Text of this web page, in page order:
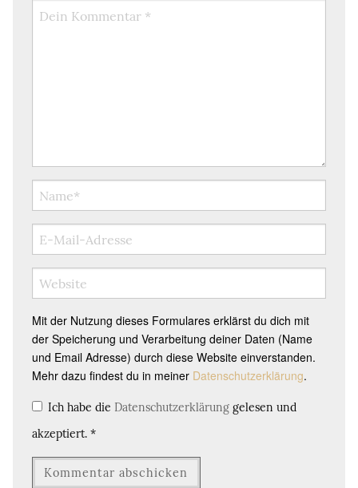
Mit der Nutzung dieses Formulares erklärst du dich mit
der Speicherung und Verarbeitung deiner Daten (Name
und Email Adresse) durch diese Website einverstanden.
Mehr dazu findest du in meiner Datenschutzerklärung.
Ich habe die Datenschutzerklärung gelesen und
akzeptiert. *